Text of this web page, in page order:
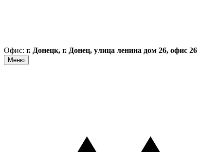
Офис: г. Донецк, г. Донец, улица ленина дом 26, офис 26
Меню